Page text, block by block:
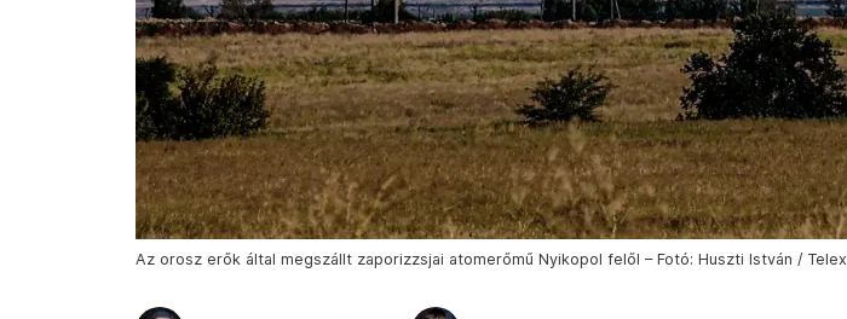
Az orosz erők által megszállt zaporizzsjai atomerőmű Nyikopol felől – Fotó: Huszti István / Telex